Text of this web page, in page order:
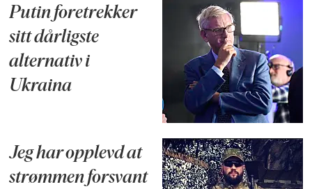
Putin foretrekker
sitt dårligste
alternativ i
Ukraina
Jeg har opplevd at
strømmen forsvant